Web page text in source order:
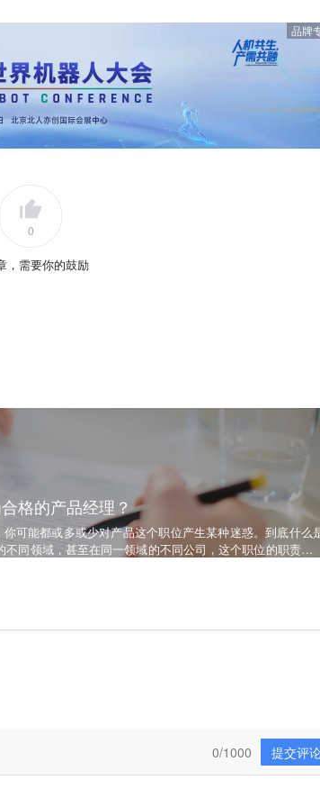
品牌
0
，需要你的鼓励
格的产品经理？
可能都或多或少对产品这个职位产生某种迷惑。到底什么
同领域，甚至在同一领域的不同公司，这个职位的职责都
提交评
0/1000